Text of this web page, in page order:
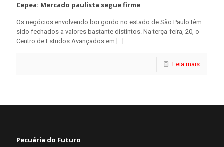
Cepea: Mercado paulista segue firme
Os negócios envolvendo boi gordo no estado de São Paulo têm
sido fechados a valores bastante distintos. Na terça-feira, 20, o
Centro de Estudos Avançados em […]
Leia mais
Pecuária do Futuro